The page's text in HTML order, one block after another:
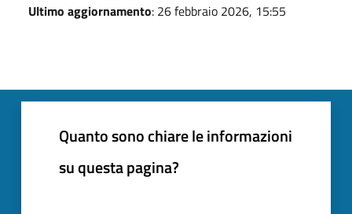
Ultimo aggiornamento: 26 febbraio 2026, 15:55
Quanto sono chiare le informazioni
su questa pagina?